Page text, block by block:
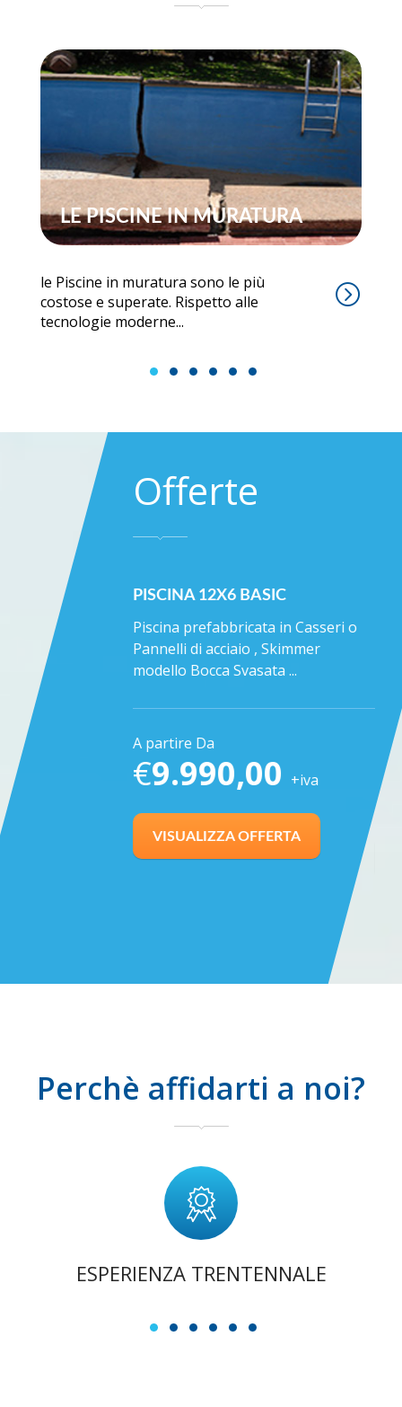
LE PISCINE IN MURATURA
le Piscine in muratura sono le più
costose e superate. Rispetto alle
tecnologie moderne...
1 2 3 4 5 6
Offerte
in Casseri o
, Skimmer
...
PISCINA 8X4 PLUS
Piscina prefabbricata in Pannelli di
acciaio Galvanizzato, Skimmer
modello SFIORO PLUS,
A partire Da
€8.950,00
VISUALIZZA OFFERTA
A
€
Perchè affidarti a noi?
ESPERIENZA TRENTENNALE
1 2 3 4 5 6